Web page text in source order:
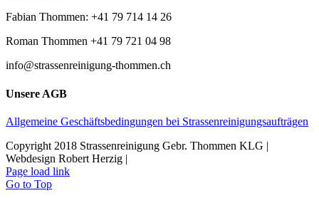
Fabian Thommen: +41 79 714 14 26
Roman Thommen +41 79 721 04 98
info@strassenreinigung-thommen.ch
Unsere AGB
Allgemeine Geschäftsbedingungen bei Strassenreinigungsaufträgen
Copyright 2018 Strassenreinigung Gebr. Thommen KLG |
Webdesign Robert Herzig |
Page load link
Go to Top